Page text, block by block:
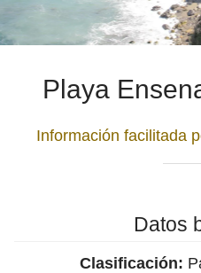
Playa
Información facilitada
Datos
Clasificación: